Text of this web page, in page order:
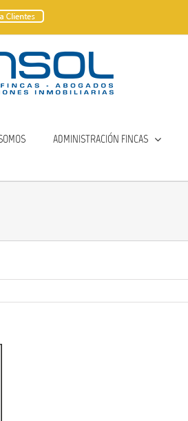
ADMINISTRACIÓN FINCAS